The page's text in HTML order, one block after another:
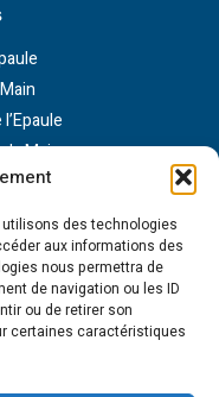
des technologies
aux informations des
nous permettra de
de navigation ou les ID
ou de retirer son
certaines caractéristiques
la Main